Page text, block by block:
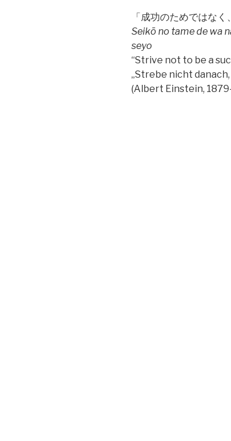
「成功のためではな
Seikō no tame de wa
seyo
“Strive not to be a
„Strebe nicht
(Albert Einstein,